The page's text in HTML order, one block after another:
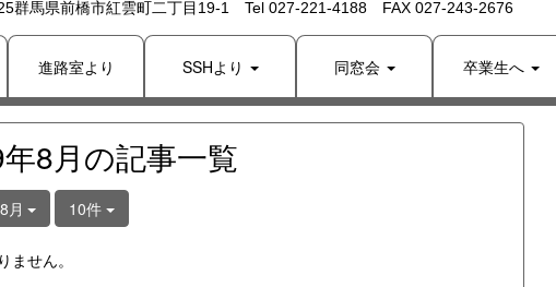
群馬県前橋市紅雲町二丁目19-1 Tel 027-221-4188 FAX 027-243-2676
進路室より SSHより 同窓会 卒業生へ
8月の記事一覧
月 10件
ません。